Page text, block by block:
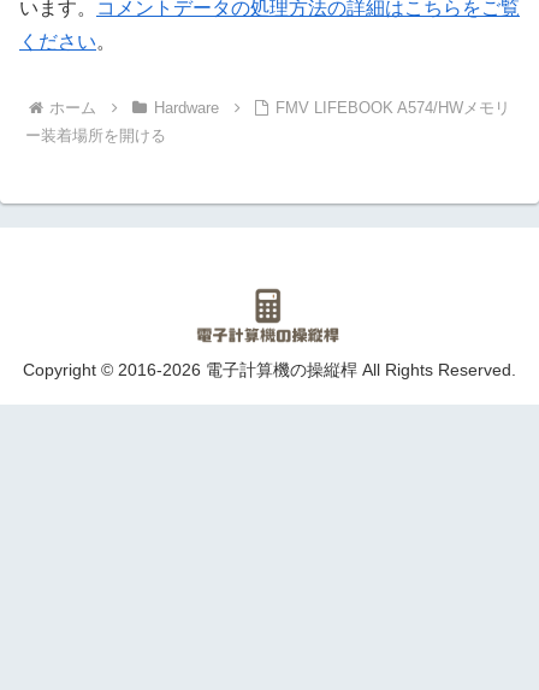
います。
コメントデータの処理方法の詳細はこちらをご覧
ください。
ホーム Hardware
FMV LIFEBOOK A574/HWメモリ
ー装着場所を開ける
Copyright © 2016-2026 電子計算機の操縦桿 All Rights Reserved.